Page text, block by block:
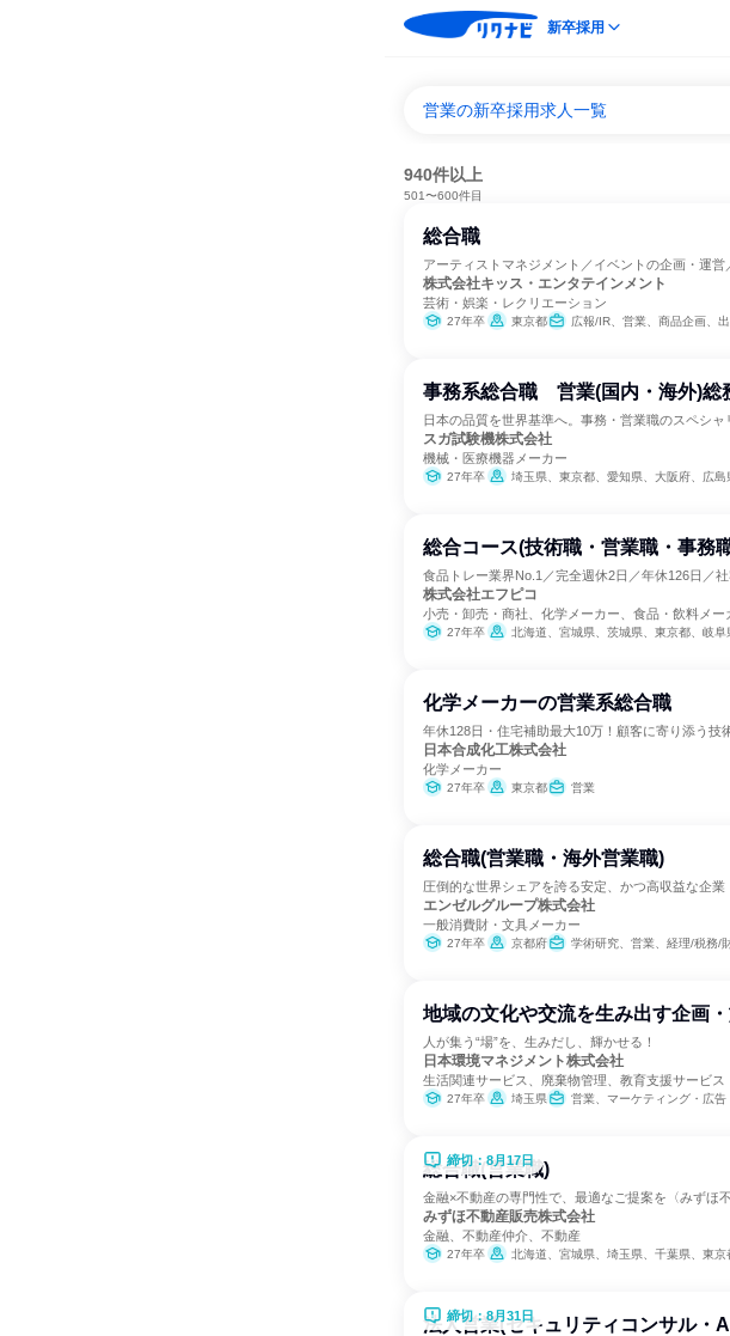
新卒採用
営業の新卒採用求人一覧
940件以上
501〜600件目
総合職
アーティストマネジメント／イベントの企画・運営
株式会社キッス・エンタテインメント
芸術・娯楽・レクリエーション
27年卒 東京都 広報/IR、営業、商品企画、
事務系総合職 営業(国内・海外)総
日本の品質を世界基準へ。事務・営業職のスペシャ
スガ試験機株式会社
機械・医療機器メーカー
27年卒 埼玉県、東京都、愛知県、大阪府、広島
総合コース(技術職・営業職・事務
食品トレー業界No.1／完全週休2日／年休126日／社
株式会社エフピコ
小売・卸売・商社、化学メーカー、食品・飲料メー
27年卒 北海道、宮城県、茨城県、東京都、岐阜県、愛知県、
化学メーカーの営業系総合職
年休128日・住宅補助最大10万！顧客に寄り添う技
日本合成化工株式会社
化学メーカー
27年卒 東京都 営業
総合職(営業職・海外営業職)
圧倒的な世界シェアを誇る安定、かつ高収益な企業
エンゼルグループ株式会社
一般消費財・文具メーカー
27年卒 京都府 学術研究、営業、経理/税務/
地域の文化や交流を生み出す企画
人が集う“場”を、生みだし、輝かせる！
日本環境マネジメント株式会社
生活関連サービス、廃棄物管理、教育支援サービス
27年卒 埼玉県 営業、マーケティング・広告
締切：8月17日
総合職(営業職)
金融×不動産の専門性で、最適なご提案を〈みずほ不
みずほ不動産販売株式会社
金融、不動産仲介、不動産
27年卒 北海道、宮城県、埼玉県、千葉県、東京都、神奈川県、新潟県、愛知県、京都府、大
締切：8月31日
法人営業(セキュリティコンサル・